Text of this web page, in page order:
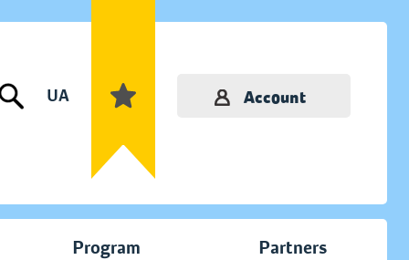
UA Account
Program Partners